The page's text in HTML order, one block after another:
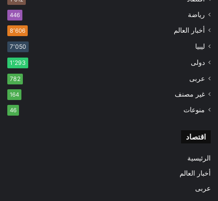
رياضة 446
أخبار العالم 8٬606
ليبيا 7٬050
دولى 1٬293
عربى 782
غير مصنف 164
منوعات 46
اقتصاد
الرئيسية
أخبار العالم
عربى